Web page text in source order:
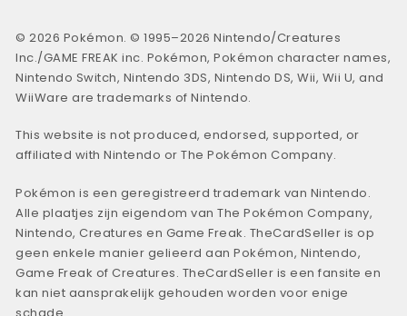
© 2026 Pokémon. © 1995–2026 Nintendo/Creatures
Inc./GAME FREAK inc. Pokémon, Pokémon character names,
Nintendo Switch, Nintendo 3DS, Nintendo DS, Wii, Wii U, and
WiiWare are trademarks of Nintendo.
This website is not produced, endorsed, supported, or
affiliated with Nintendo or The Pokémon Company.
Pokémon is een geregistreerd trademark van Nintendo.
Alle plaatjes zijn eigendom van The Pokémon Company,
Nintendo, Creatures en Game Freak. TheCardSeller is op
geen enkele manier gelieerd aan Pokémon, Nintendo,
Game Freak of Creatures. TheCardSeller is een fansite en
kan niet aansprakelijk gehouden worden voor enige
schade.